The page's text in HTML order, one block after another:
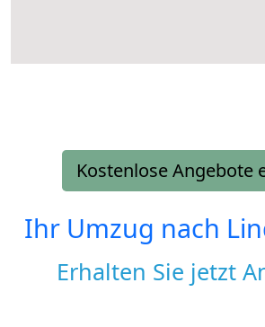
Kostenlose Angebote
Ihr Umzug nach
Erhalten Sie jetzt